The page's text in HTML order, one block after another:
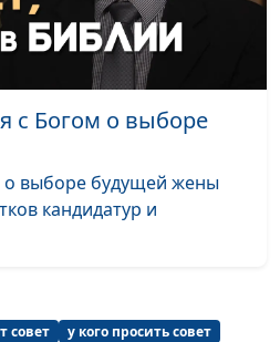
священнослужитель
Алексей Дедов,
священнослужитель
Алексей Дедов,
с Богом о выборе
о выборе будущей жены
кандидатур и
совет
у кого просить совет